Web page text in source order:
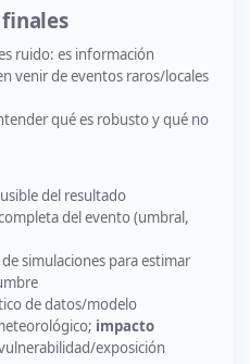
finales
ruido: es información
venir de eventos raros/locales
qué es robusto y qué no
del resultado
del evento (umbral,
simulaciones para estimar
de datos/modelo
impacto
exposición